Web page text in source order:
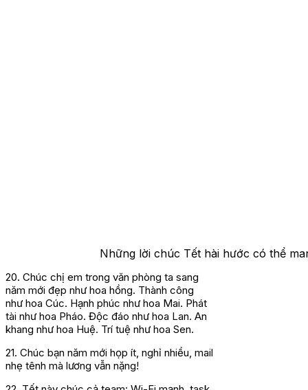
Những lời chúc Tết hài hước có thể
20. Chúc chị em trong văn phòng ta sang
năm mới đẹp như hoa hồng. Thành công
như hoa Cúc. Hạnh phúc như hoa Mai. Phát
tài như hoa Pháo. Độc đáo như hoa Lan. An
khang như hoa Huệ. Trí tuệ như hoa Sen.
21. Chúc bạn năm mới họp ít, nghỉ nhiều, mail
nhẹ tênh mà lương vẫn nặng!